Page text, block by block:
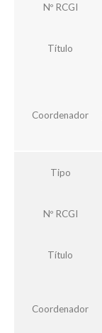
Nº RCGI
Título
Coordenador
Tipo
Nº RCGI
Título
Coordenador